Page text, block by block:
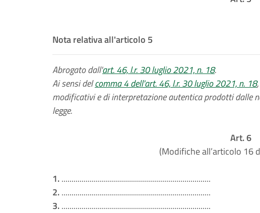
Nota relativa all'articolo 5
Abrogato dall'art. 46, l.r. 30 luglio 2021, n. 18.
Ai sensi delcomma 4 dell'art. 46, l.r. 30 luglio 2021, n. 18
modificativi e di interpretazione autentica prodotti dalle
legge.
Art. 6
(Modifiche all’articolo 16
1...........................................................................
2...........................................................................
3...........................................................................